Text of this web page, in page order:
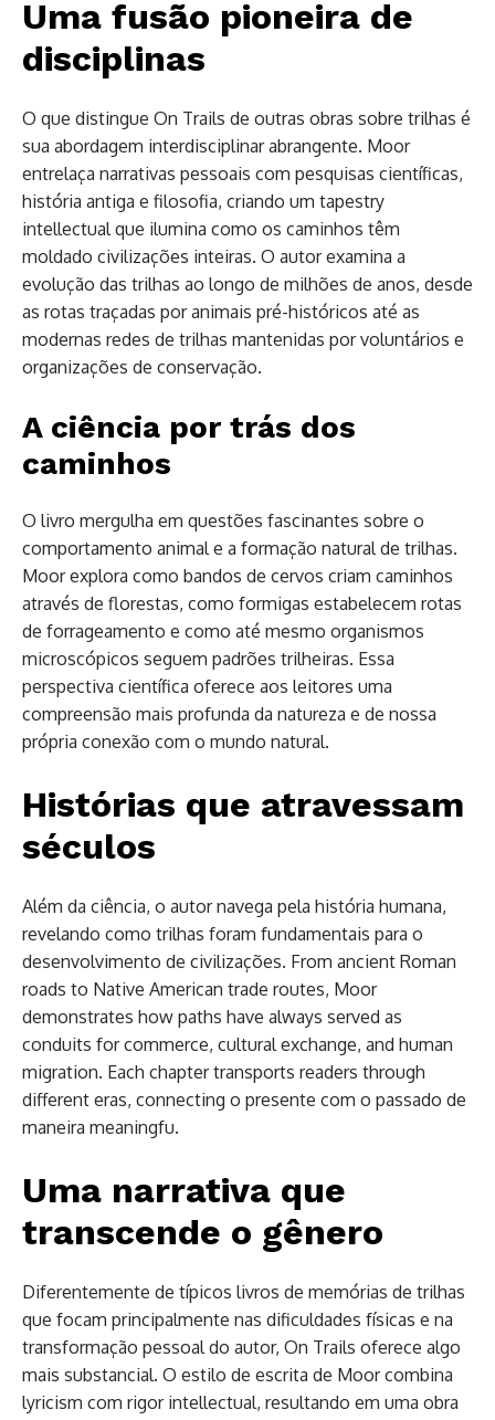
Uma fusão pioneira de
disciplinas
O que distingue On Trails de outras obras sobre trilhas é
sua abordagem interdisciplinar abrangente. Moor
entrelaça narrativas pessoais com pesquisas científicas,
história antiga e filosofia, criando um tapestry
intellectual que ilumina como os caminhos têm
moldado civilizações inteiras. O autor examina a
evolução das trilhas ao longo de milhões de anos, desde
as rotas traçadas por animais pré-históricos até as
modernas redes de trilhas mantenidas por voluntários e
organizações de conservação.
A ciência por trás dos
caminhos
O livro mergulha em questões fascinantes sobre o
comportamento animal e a formação natural de trilhas.
Moor explora como bandos de cervos criam caminhos
através de florestas, como formigas estabelecem rotas
de forrageamento e como até mesmo organismos
microscópicos seguem padrões trilheiras. Essa
perspectiva científica oferece aos leitores uma
compreensão mais profunda da natureza e de nossa
própria conexão com o mundo natural.
Histórias que atravessam
séculos
Além da ciência, o autor navega pela história humana,
revelando como trilhas foram fundamentais para o
desenvolvimento de civilizações. From ancient Roman
roads to Native American trade routes, Moor
demonstrates how paths have always served as
conduits for commerce, cultural exchange, and human
migration. Each chapter transports readers through
different eras, connecting o presente com o passado de
maneira meaningfu.
Uma narrativa que
transcende o gênero
Diferentemente de típicos livros de memórias de trilhas
que focam principalmente nas dificuldades físicas e na
transformação pessoal do autor, On Trails oferece algo
mais substancial. O estilo de escrita de Moor combina
lyricism com rigor intellectual, resultando em uma obra